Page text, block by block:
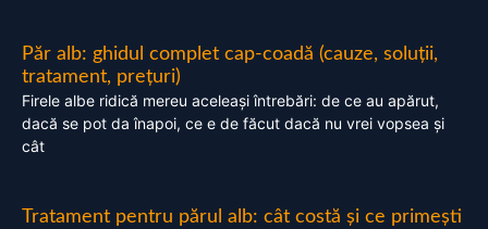
Păr alb: ghidul complet cap-coadă (cauze, soluții,
tratament, prețuri)
Firele albe ridică mereu aceleași întrebări: de ce au apărut,
dacă se pot da înapoi, ce e de făcut dacă nu vrei vopsea și
cât
Tratament pentru părul alb: cât costă și ce primești